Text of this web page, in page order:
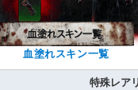
血塗れスキン一覧
特殊レア